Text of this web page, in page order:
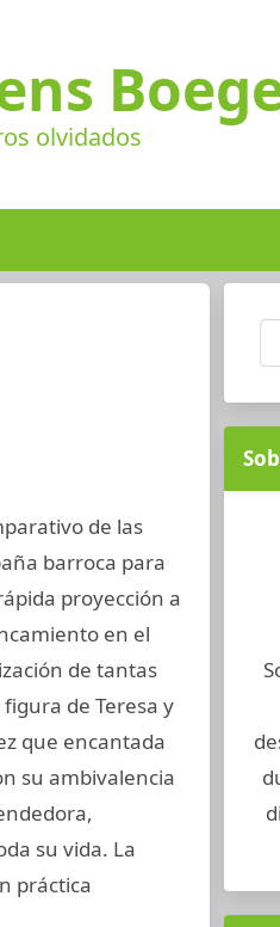
olvidados
de las
barroca para
proyección a
en el
de tantas
de Teresa y
que encantada
su ambivalencia
su vida. La
práctica